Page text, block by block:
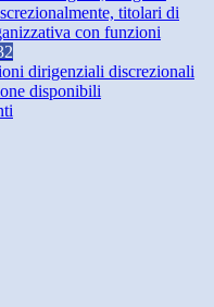
titolari di
con funzioni
dirigenziali discrezionali
disponibili